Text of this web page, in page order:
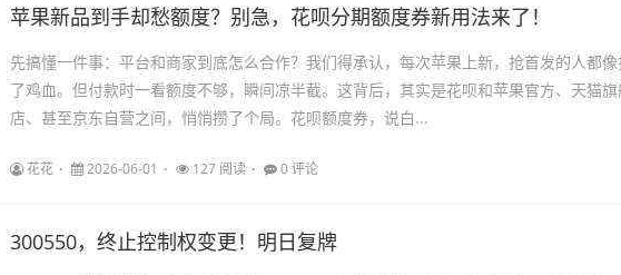
苹果新品到手却愁额度？别急，花呗分期额度券新用法来了！
先搞懂一件事：平台和商家到底怎么合作？我们得承认，每次苹果上新，抢首发的人都
了鸡血。但付款时一看额度不够，瞬间凉半截。这背后，其实是花呗和苹果官方、天猫
店、甚至京东自营之间，悄悄攒了个局。花呗额度券，说白...
花花 2026-06-01 127 阅读 0 评论
300550，终止控制权变更！明日复牌